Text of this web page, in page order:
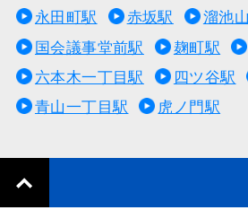
永田町駅 赤坂駅
溜池
国会議事堂前駅
麹町駅
六本木一丁目駅
四ツ谷駅
青山一丁目駅
虎ノ門駅